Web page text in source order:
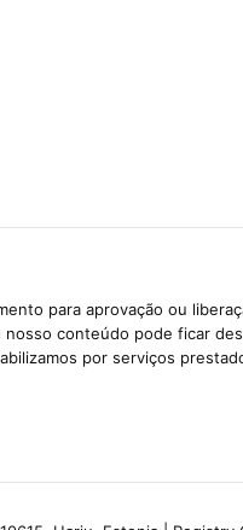
para aprovação ou
conteúdo pode ficar
por serviços